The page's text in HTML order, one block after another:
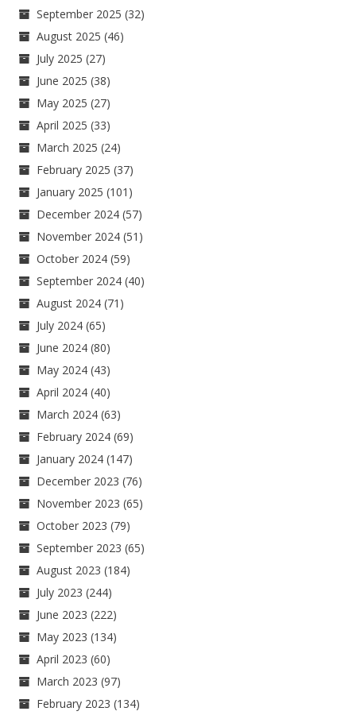
September 2025 (32)
August 2025 (46)
July 2025 (27)
June 2025 (38)
May 2025 (27)
April 2025 (33)
March 2025 (24)
February 2025 (37)
January 2025 (101)
December 2024 (57)
November 2024 (51)
October 2024 (59)
September 2024 (40)
August 2024 (71)
July 2024 (65)
June 2024 (80)
May 2024 (43)
April 2024 (40)
March 2024 (63)
February 2024 (69)
January 2024 (147)
December 2023 (76)
November 2023 (65)
October 2023 (79)
September 2023 (65)
August 2023 (184)
July 2023 (244)
June 2023 (222)
May 2023 (134)
April 2023 (60)
March 2023 (97)
February 2023 (134)